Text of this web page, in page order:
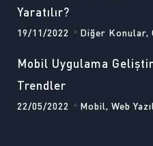
Yaratılır?
19/11/2022 Diğer Konular,
Mobil Uygulama
Trendler
22/05/2022 Mobil, Web